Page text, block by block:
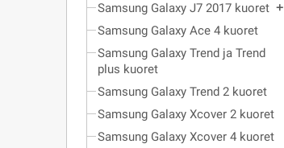
Samsung Galaxy J7 2017 kuoret
add
Samsung Galaxy Ace 4 kuoret
Samsung Galaxy Trend ja Trend
plus kuoret
Samsung Galaxy Trend 2 kuoret
Samsung Galaxy Xcover 2 kuoret
Samsung Galaxy Xcover 4 kuoret